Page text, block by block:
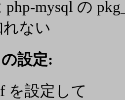
php-mysql の
ない
設定:
を設定して